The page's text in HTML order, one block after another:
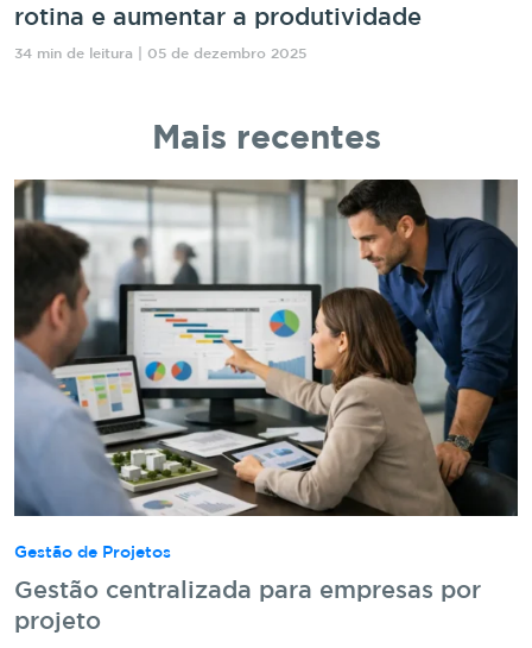
rotina e aumentar a produtividade
34 min de leitura | 05 de dezembro 2025
Mais recentes
Gestão de Projetos
Gestão centralizada para empresas por
projeto